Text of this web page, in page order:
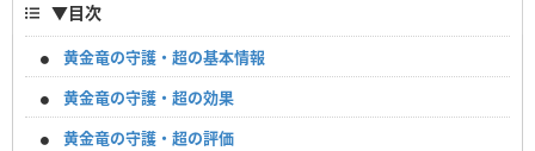
▼目次
黄金竜の守護・超の基本情報
黄金竜の守護・超の効果
黄金竜の守護・超の評価